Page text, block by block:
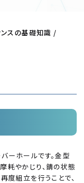
スの基礎知識
ーホールです。金型
耗やかじり、錆の状態
度組立を行うことで、